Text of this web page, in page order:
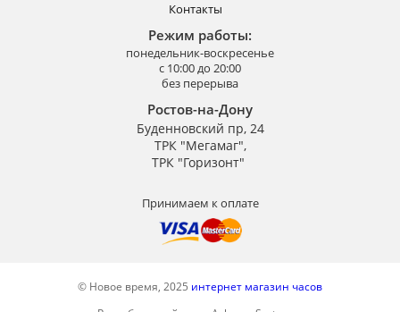
Контакты
Режим работы:
понедельник-воскресенье
с 10:00 до 20:00
без перерыва
Ростов-на-Дону
Буденновский пр, 24
ТРК "Мегамаг",
ТРК "Горизонт"
Принимаем к оплате
© Новое время, 2025 интернет магазин часов